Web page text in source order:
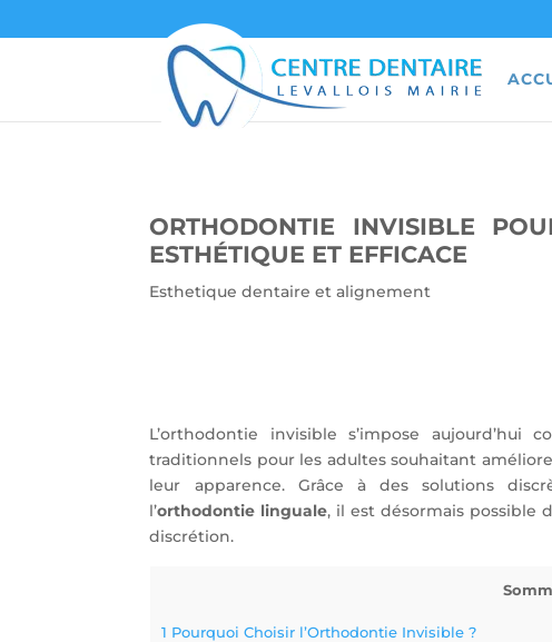
ORTHODONTIE INVISIBLE
ESTHÉTIQUE ET EFFICACE
Esthetique dentaire et alignement
L’orthodontie invisible s’impose aujourd’hui
traditionnels pour les adultes souhaitant
leur apparence. Grâce à des solutions
l’orthodontie linguale, il est désormais possible
discrétion.
1 Pourquoi Choisir l’Orthodontie Invisible ?